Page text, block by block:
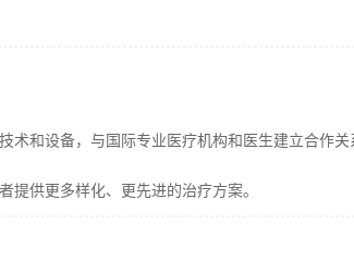
术和设备，与国际专业医疗机构和医生建立合作
提供更多样化、更先进的治疗方案。